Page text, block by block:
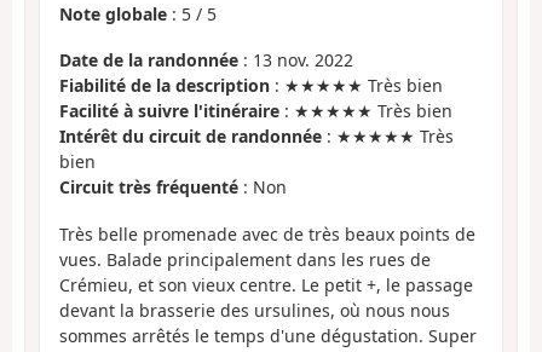
Note globale : 5 / 5
Date de la randonnée : 13 nov. 2022
Fiabilité de la description : ★★★★★ Très bien
Facilité à suivre l'itinéraire : ★★★★★ Très bien
Intérêt du circuit de randonnée : ★★★★★ Très
bien
Circuit très fréquenté : Non
Très belle promenade avec de très beaux points de
vues. Balade principalement dans les rues de
Crémieu, et son vieux centre. Le petit +, le passage
devant la brasserie des ursulines, où nous nous
sommes arrêtés le temps d'une dégustation. Super